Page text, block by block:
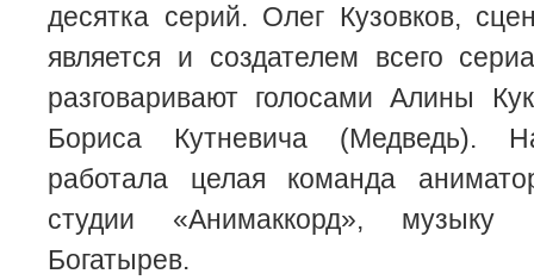
десятка серий. Олег Кузовков,
является и создателем всего
разговаривают голосами Алины
Бориса Кутневича (Медведь).
работала целая команда
студии «Анимаккорд», музыку
Богатырев.